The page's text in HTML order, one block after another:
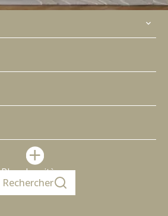
Plus de critères
Rechercher